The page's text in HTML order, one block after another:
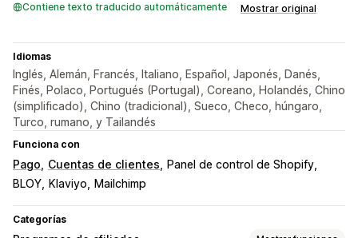
Contiene texto traducido automáticamente Mostrar original
Idiomas
Inglés, Alemán, Francés, Italiano, Español, Japonés, Danés,
Finés, Polaco, Portugués (Portugal), Coreano, Holandés, Chino
(simplificado), Chino (tradicional), Sueco, Checo, húngaro,
Turco, rumano, y Tailandés
Funciona con
Pago Cuentas de clientes
Panel de control de Shopify
BLOY
Klaviyo Mailchimp
Categorías